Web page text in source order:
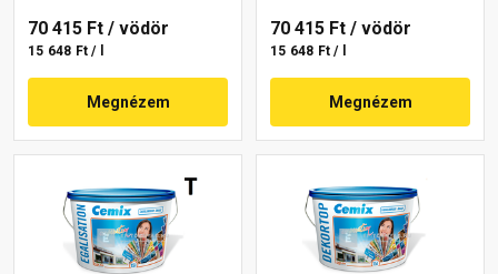
70 415 Ft / vödör
15 648 Ft / l
Megnézem
70 415 Ft / vödör
15 648 Ft / l
Megnézem